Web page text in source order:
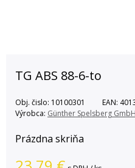
TG ABS 88-6-to
Obj. čislo: 10100301 EAN:
Výrobca: Günther Spelsberg
Prázdna skriňa